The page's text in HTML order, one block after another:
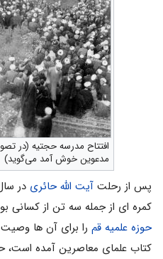
افتتاح مدرسه حجتیه (در
مدعوین خوش آمد می‌گوید)
پس از رحلت آیت الله حائرى
کمره اى از جمله سه تن از کسانى
حوزه علمیه قم را براى آن ها
کتاب علماى معاصرین آمده است،